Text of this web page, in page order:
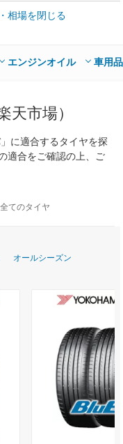
車買取相場
楽天Car車検で
相場を閉じる
エンジンオイル 車用品
市場）
に適合するタイヤを探
適合をご確認の上、ご
全てのタイヤ
オールシーズン